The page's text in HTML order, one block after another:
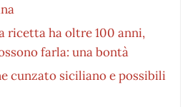
ricetta ha oltre 100 anni,
farla: una bontà
cunzato siciliano e possibili